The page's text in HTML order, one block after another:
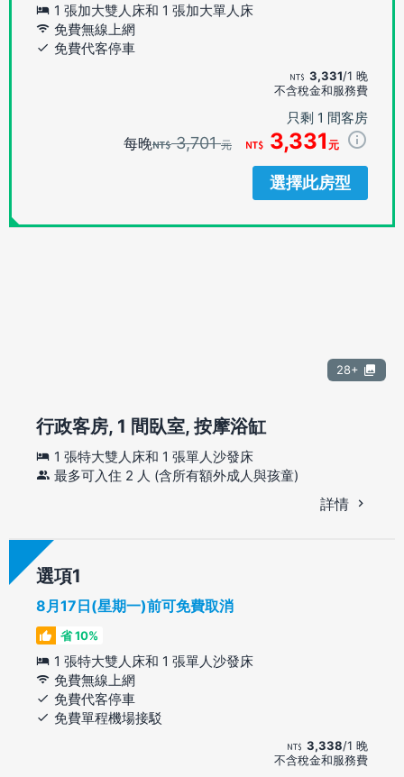
1 張加大雙人床和 1 張加大單人床
免費無線上網
免費代客停車
3,331/1 晚
不含稅金和服務費
只剩 1 間客房
每晚 3,701元 3,331 元
選擇此房型
28+
行政客房, 1 間臥室, 按摩浴缸
1 張特大雙人床和 1 張單人沙發床
最多可入住 2 人 (含所有額外成人與孩童)
詳情
選項
8月17日(星期一)前可免費取消
省 10%
1 張特大雙人床和 1 張單人沙發床
免費無線上網
免費代客停車
免費單程機場接駁
3,338/1 晚
不含稅金和服務費